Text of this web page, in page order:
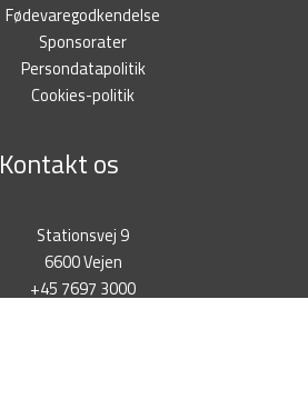
Fødevaregodkendelse
Sponsorater
Persondatapolitik
Cookies-politik
Kontakt os
Stationsvej 9
6600 Vejen
+45 7697 3000